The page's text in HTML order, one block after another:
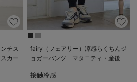
チス
カー
授乳
fairy（フェアリー）涼感らくちんジ
ョガーパンツ マタニティ・産後
接触冷感